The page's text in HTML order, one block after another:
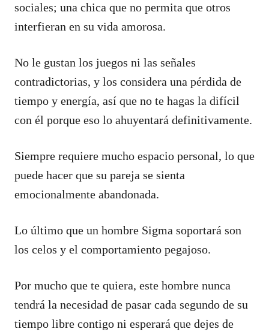
sociales; una chica que no permita que otros
interfieran en su vida amorosa.
No le gustan los juegos ni las señales
contradictorias, y los considera una pérdida de
tiempo y energía, así que no te hagas la difícil
con él porque eso lo ahuyentará definitivamente.
Siempre requiere mucho espacio personal, lo que
puede hacer que su pareja se sienta
emocionalmente abandonada.
Lo último que un hombre Sigma soportará son
los celos y el comportamiento pegajoso.
Por mucho que te quiera, este hombre nunca
tendrá la necesidad de pasar cada segundo de su
tiempo libre contigo ni esperará que dejes de